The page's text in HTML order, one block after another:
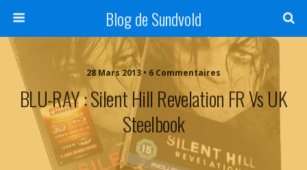
Blog de Sundvold
28 Mars 2013 • 6 Commentaires
BLU-RAY : Silent Hill Revelation FR Vs UK
Steelbook